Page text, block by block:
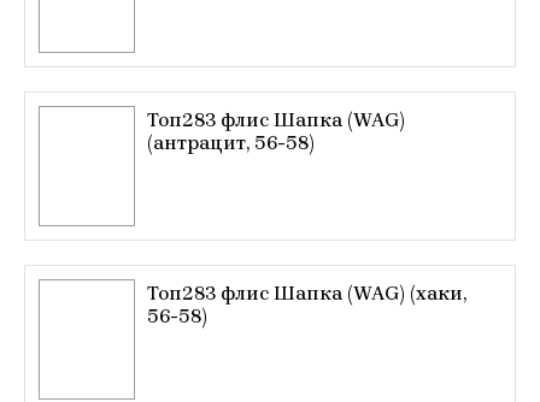
Топ283 флис Шапка (WAG)
(антрацит, 56-58)
Топ283 флис Шапка (WAG) (хаки,
56-58)